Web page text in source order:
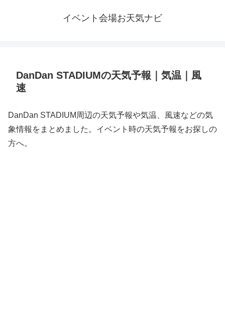
イベント会場お天気ナビ
DanDan STADIUMの天気予報｜気温｜風
速
DanDan STADIUM周辺の天気予報や気温、風速などの気
象情報をまとめました。イベント時の天気予報をお探しの
方へ。